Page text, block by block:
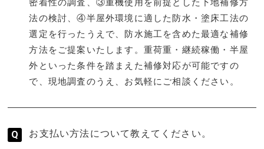
法の検討、④半屋外環境に適した防水・塗床工法の
選定を行ったうえで、防水施工を含めた最適な補修
方法をご提案いたします。重荷重・継続稼働・半屋
外といった条件を踏まえた補修対応が可能ですの
で、現地調査のうえ、お気軽にご相談ください。
お支払い方法について教えてください。